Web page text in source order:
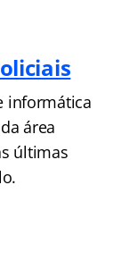
informática
área
últimas